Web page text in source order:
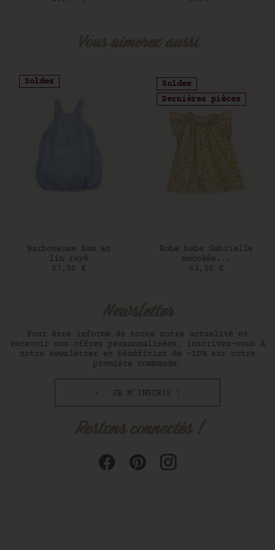
Soldes
AJOUTER AU PANIER
Barboteuse Sam en
lin rayé
Prix
57,50 €
Soldes
Dernières pièces
AJOUTER AU PANIER
Robe bebe Gabrielle
smockée...
Prix
62,50 €
Pour être informé de toute notre actualité et
recevoir nos offres personnalisées, inscrivez-vous à
notre newsletter et bénéficiez de -10% sur votre
première commande.
JE M'INSCRIS !